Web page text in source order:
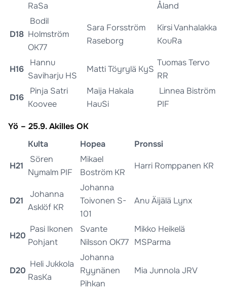
RaSa
Åland
D18
Bodil
Holmström
OK77
Sara Forsström
Raseborg
Kirsi Vanhalakka
KouRa
H16
Hannu
Saviharju HS
Matti Töyrylä KyS
Tuomas Tervo
RR
D16
Pinja Satri
Koovee
Maija Hakala
HauSi
Linnea Biström
PIF
Yö – 25.9. Akilles OK
Kulta
Hopea Pronssi
H21
Sören
Nymalm PIF
Mikael
Boström KR
Harri Romppanen KR
D21
Johanna
Asklöf KR
Johanna
Toivonen S-
101
Anu Äijälä Lynx
H20
Pasi Ikonen
Pohjant
Svante
Nilsson OK77
Mikko Heikelä
MSParma
D20
Heli Jukkola
RasKa
Johanna
Ryynänen
Pihkan
Mia Junnola JRV